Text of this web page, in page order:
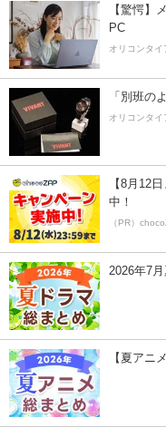
【驚愕】
PC
オリコンタイ
「別班の
オリコンタイ
【8月12
中！
（PR）
2026年7
【夏アニ